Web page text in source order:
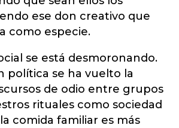
ese don creativo que
como especie.
se está desmoronando.
política se ha vuelto la
de odio entre grupos
rituales como sociedad
comida familiar es más